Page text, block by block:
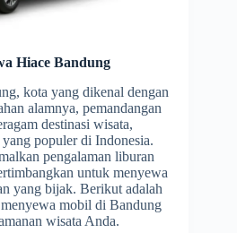
Hiace Bandung
kota yang dikenal dengan
alamnya, pemandangan
destinasi wisata,
populer di Indonesia.
pengalaman liburan
untuk menyewa
yang bijak. Berikut adalah
menyewa mobil di Bandung
wisata Anda.